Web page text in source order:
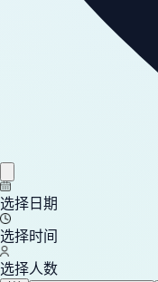
选择日期
选择时间
选择人数